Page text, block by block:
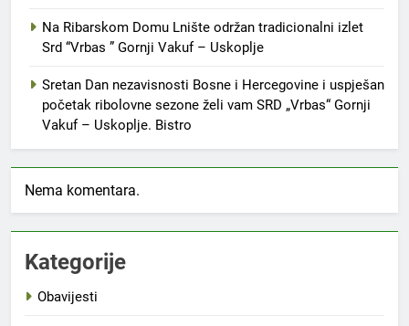
Na Ribarskom Domu Lnište održan tradicionalni izlet
Srd “Vrbas ” Gornji Vakuf – Uskoplje
Sretan Dan nezavisnosti Bosne i Hercegovine i uspješan
početak ribolovne sezone želi vam SRD „Vrbas“ Gornji
Vakuf – Uskoplje. Bistro
Nema komentara.
Kategorije
Obavijesti